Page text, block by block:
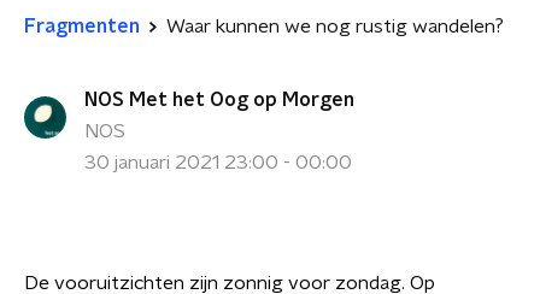
Fragmenten Waar kunnen we nog rustig wandelen?
NOS Met het Oog op Morgen
NOS
30 januari 2021 23:00 - 00:00
De vooruitzichten zijn zonnig voor zondag. Op